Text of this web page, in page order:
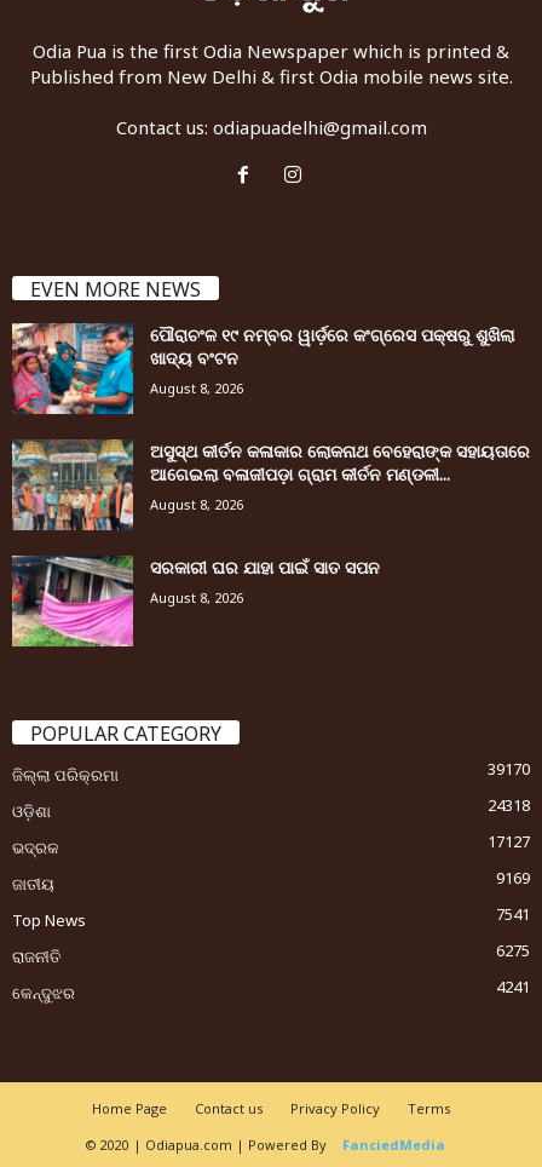
Odia Pua is the first Odia Newspaper which is printed &
Published from New Delhi & first Odia mobile news site.
Contact us: odiapuadelhi@gmail.com
EVEN MORE NEWS
ପୌରାଚଂଳ ୧୯ ନମ୍ବର ୱାର୍ଡ଼ରେ କଂଗ୍ରେସ ପକ୍ଷରୁ ଶୁଖିଲା
ଖାଦ୍ୟ ବଂଟନ
August 8, 2026
ଅସୁସ୍ଥ କୀର୍ତନ କଳାକାର ଲୋକନାଥ ବେହେରାଙ୍କ ସହାୟତାରେ
ଆଗେଇଲା ବଳାଜୀପଡ଼ା ଗ୍ରାମ କୀର୍ତନ ମଣ୍ଡଳୀ...
August 8, 2026
ସରକାରୀ ଘର ଯାହା ପାଇଁ ସାତ ସପନ
August 8, 2026
POPULAR CATEGORY
ଜିଲ୍ଲା ପରିକ୍ରମା
39170
ଓଡ଼ିଶା
24318
ଭଦ୍ରକ
17127
ଜାତୀୟ
9169
Top News
7541
ରାଜନୀତି
6275
କେନ୍ଦୁଝର
4241
Home Page Contact us Privacy Policy
Terms
© 2020 | Odiapua.com | Powered By
FanciedMedia